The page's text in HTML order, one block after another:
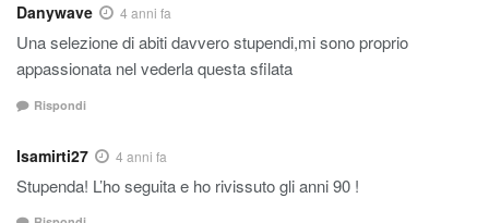
Danywave 4 anni fa
Una selezione di abiti davvero stupendi,mi sono proprio
appassionata nel vederla questa sfilata
Rispondi
Isamirti27 4 anni fa
Stupenda! L’ho seguita e ho rivissuto gli anni 90 !